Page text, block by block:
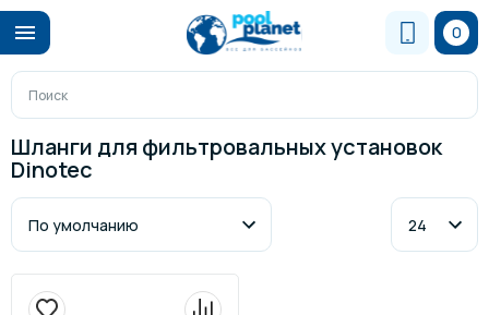
0
Шланги для фильтровальных установок
Dinotec